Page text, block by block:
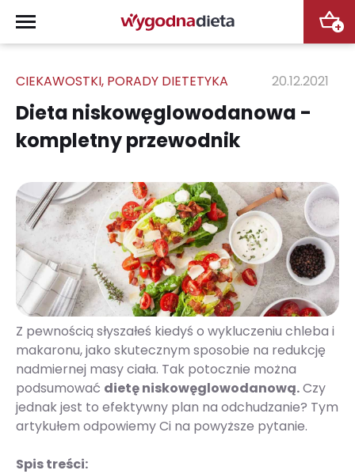
+
CIEKAWOSTKI, PORADY DIETETYKA 20.12.2021
Dieta niskowęglowodanowa -
kompletny przewodnik
Z pewnością słyszałeś kiedyś o wykluczeniu chleba i
makaronu, jako skutecznym sposobie na redukcję
nadmiernej masy ciała. Tak potocznie można
podsumować dietę niskowęglowodanową.Czy
jednak jest to efektywny plan na odchudzanie? Tym
artykułem odpowiemy Ci na powyższe pytanie.
Spis treści: